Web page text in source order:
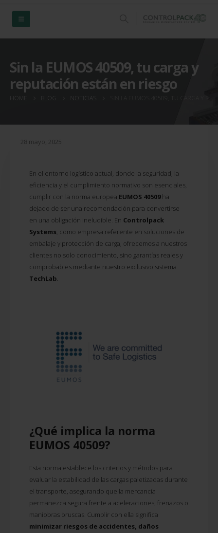
Sin la EUMOS 40509, tu carga y
reputación están en riesgo
HOME BLOG NOTICIAS SIN LA EUMOS 40509, TU CARGA Y
28 mayo, 2025
En el entorno logístico actual, donde la seguridad, la
eficiencia y el cumplimiento normativo son esenciales,
cumplir con la norma europea EUMOS 40509ha
dejado de ser una recomendación para convertirse
en una obligación ineludible. En Controlpack
Systems , como empresa referente en soluciones de
embalaje y protección de carga, ofrecemos a nuestros
clientes no solo conocimiento, sino garantías reales y
comprobables mediante nuestro exclusivo sistema
TechLab
¿Qué implica la norma
EUMOS 40509?
Esta norma establece los criterios y métodos para
evaluar la estabilidad de las cargas paletizadas durante
el transporte, asegurando que la mercancía
permanezca segura frente a aceleraciones, frenazos o
maniobras bruscas. Cumplir con ella significa
minimizar riesgos de accidentes, daños